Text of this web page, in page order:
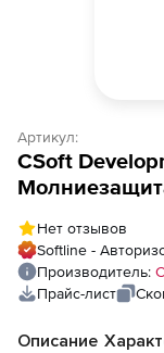
Артикул:
CSoft
серверная
Нет отзывов
Softline -
Производитель:
Прайс-лист
Описание